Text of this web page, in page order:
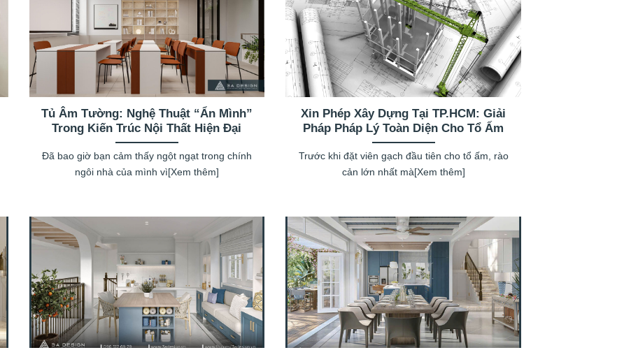
Tủ Âm Tường: Nghệ Thuật “Ẩn Mình”
Trong Kiến Trúc Nội Thất Hiện Đại
Đã bao giờ bạn cảm thấy ngột ngạt trong chính
ngôi nhà của mình vì[Xem thêm]
Xin Phép Xây Dựng Tại TP.HCM: Giải
Pháp Pháp Lý Toàn Diện Cho Tổ Ấm
Trước khi đặt viên gạch đầu tiên cho tổ ấm, rào
cản lớn nhất mà[Xem thêm]